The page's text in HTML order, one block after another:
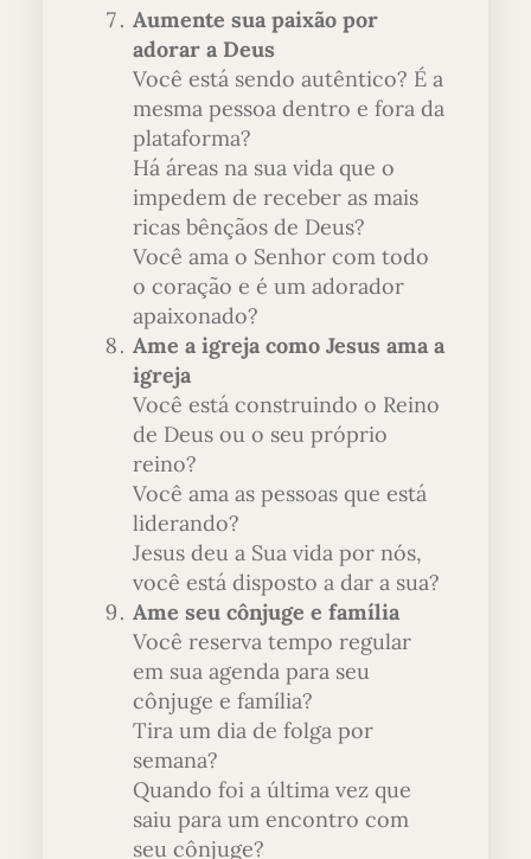
Aumente sua paixão por
adorar a Deus
Você está sendo autêntico? É a
mesma pessoa dentro e fora da
plataforma?
Há áreas na sua vida que o
impedem de receber as mais
ricas bênçãos de Deus?
Você ama o Senhor com todo
o coração e é um adorador
apaixonado?
Ame a igreja como Jesus ama a
igreja
Você está construindo o Reino
de Deus ou o seu próprio
reino?
Você ama as pessoas que está
liderando?
Jesus deu a Sua vida por nós,
você está disposto a dar a sua?
Ame seu cônjuge e família
Você reserva tempo regular
em sua agenda para seu
cônjuge e família?
Tira um dia de folga por
semana?
Quando foi a última vez que
saiu para um encontro com
seu cônjuge?